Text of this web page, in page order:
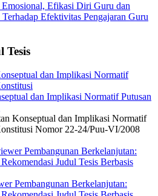
Emosional, Efikasi Diri Guru dan
Efektivitas Pengajaran Guru
Tesis
dan Implikasi Normatif Putusan
Konseptual dan Implikasi Normatif
Nomor 22-24/Puu-VI/2008
Pembangunan Berkelanjutan: